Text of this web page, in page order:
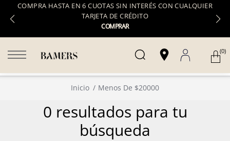
COMPRA HASTA EN 6 CUOTAS SIN INTERÉS CON CUALQUIER
TARJETA DE CRÉDITO
COMPRAR
(0)
Inicio Menos De $20000
0 resultados para tu
búsqueda